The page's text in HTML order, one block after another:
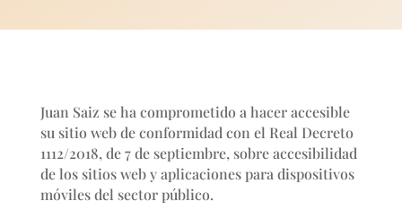
Juan Saiz se ha comprometido a hacer accesible
su sitio web de conformidad con el Real Decreto
1112/2018, de 7 de septiembre, sobre accesibilidad
de los sitios web y aplicaciones para dispositivos
móviles del sector público.